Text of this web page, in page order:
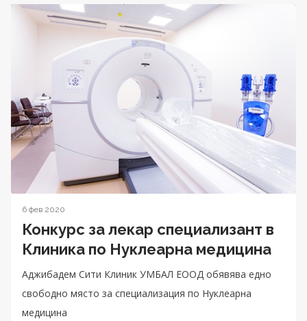
6 фев 2020
Конкурс за лекар специализант в
Клиника по Нуклеарна медицина
Аджибадем Сити Клиник УМБАЛ ЕООД обявява едно
свободно място за специализация по Нуклеарна
медицина